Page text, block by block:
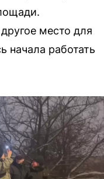
место для
начала работать